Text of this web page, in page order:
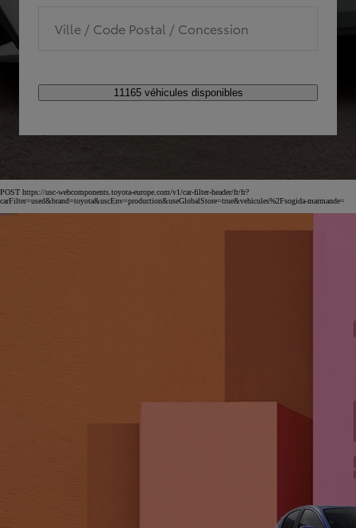
Ville / Code Postal / Concession
11165 véhicules disponibles
POST https://usc-webcomponents.toyota-europe.com/v1/car-filter-header/fr/fr?
carFilter=used&brand=toyota&uscEnv=production&useGlobalStore=true&vehicules%2Fsogida-marmande=